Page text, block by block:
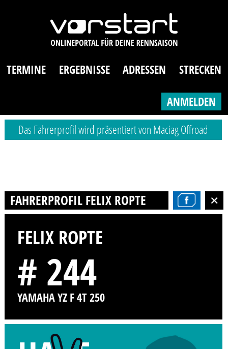
TERMINE ERGEBNISSE ADRESSEN STRECKEN
ANMELDEN
Das Fahrerprofil wird präsentiert von Maciag Offroad
FAHRERPROFIL FELIX ROPTE
FELIX ROPTE
# 244
YAMAHA YZ F 4T 250